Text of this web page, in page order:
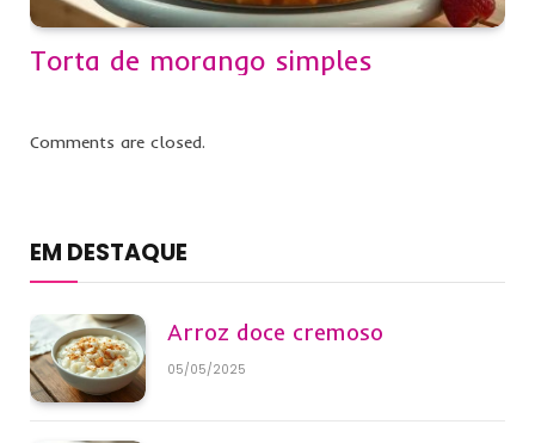
Torta de morango simples
Comments are closed.
EM DESTAQUE
Arroz doce cremoso
05/05/2025